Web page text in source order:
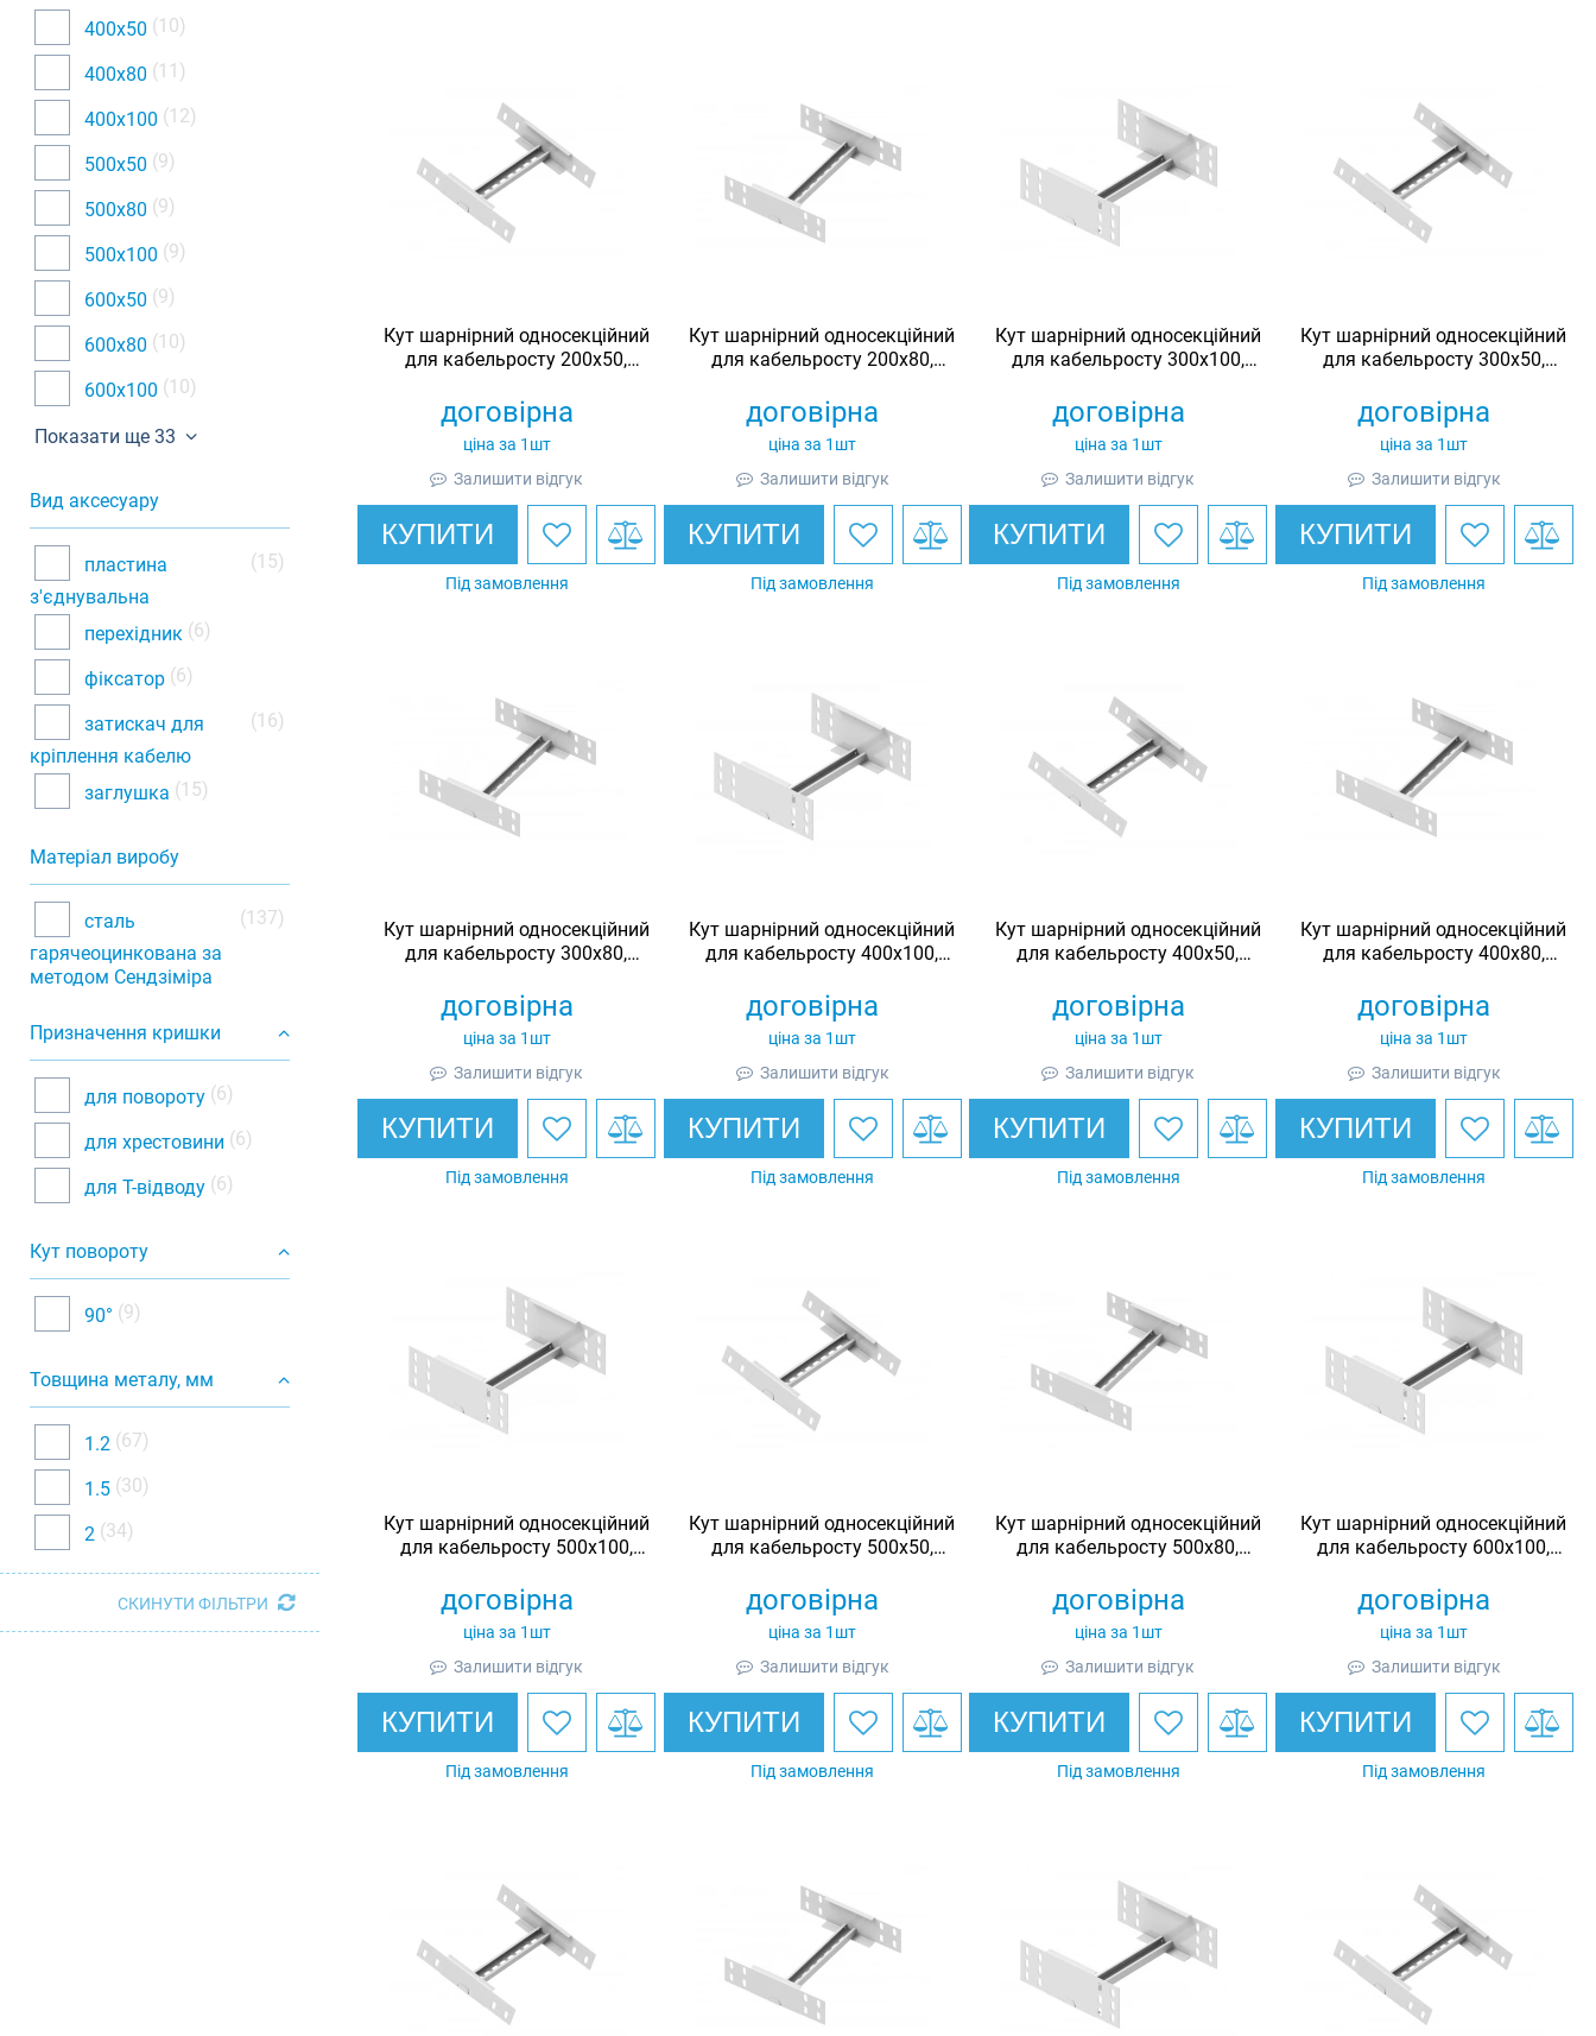
400х50 (10)
400х80 (11)
400х100 (12)
500х50 (9)
500х80 (9)
500х100 (9)
600х50 (9)
600х80 (10)
600х100 (10)
Показати ще 33
Вид аксесуару
пластина
з'єднувальна
(15)
перехідник (6)
фіксатор (6)
затискач для
кріплення кабелю
(16)
заглушка (15)
Матеріал виробу
сталь
гарячеоцинкована за
методом Сендзіміра
(137)
Призначення кришки
для повороту (6)
для хрестовини (6)
для Т-відводу (6)
Кут повороту
90° (9)
Товщина металу, мм
1.2 (67)
1.5 (30)
2 (34)
СКИНУТИ ФІЛЬТРИ
Кут шарнірний односекційний
для кабельросту 200х50,
договірна
ціна за 1шт
Залишити відгук
КУПИТИ
Під замовлення
Кут шарнірний односекційний
для кабельросту 200х80,
договірна
ціна за 1шт
Залишити відгук
КУПИТИ
Під замовлення
Кут шарнірний односекційний
для кабельросту 300х100,
договірна
ціна за 1шт
Залишити відгук
КУПИТИ
Під замовлення
Кут шарнірний односекційний
для кабельросту 300х50,
договірна
ціна за 1шт
Залишити відгук
КУПИТИ
Під замовлення
Кут шарнірний односекційний
для кабельросту 300х80,
договірна
ціна за 1шт
Залишити відгук
КУПИТИ
Під замовлення
Кут шарнірний односекційний
для кабельросту 400х100,
договірна
ціна за 1шт
Залишити відгук
КУПИТИ
Під замовлення
Кут шарнірний односекційний
для кабельросту 400х50,
договірна
ціна за 1шт
Залишити відгук
КУПИТИ
Під замовлення
Кут шарнірний односекційний
для кабельросту 400х80,
договірна
ціна за 1шт
Залишити відгук
КУПИТИ
Під замовлення
Кут шарнірний односекційний
для кабельросту 500х100,
договірна
ціна за 1шт
Залишити відгук
КУПИТИ
Під замовлення
Кут шарнірний односекційний
для кабельросту 500х50,
договірна
ціна за 1шт
Залишити відгук
КУПИТИ
Під замовлення
Кут шарнірний односекційний
для кабельросту 500х80,
договірна
ціна за 1шт
Залишити відгук
КУПИТИ
Під замовлення
Кут шарнірний односекційний
для кабельросту 600х100,
договірна
ціна за 1шт
Залишити відгук
КУПИТИ
Під замовлення